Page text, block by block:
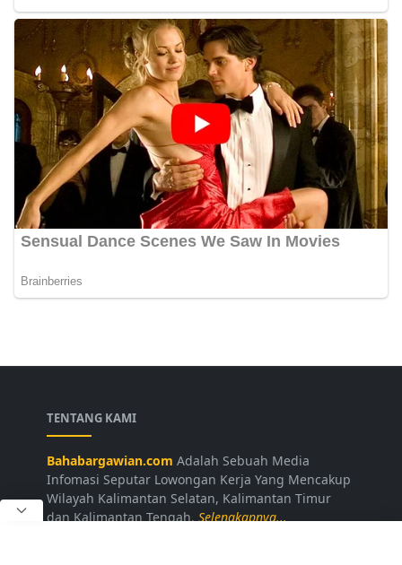
TENTANG KAMI
Bahabargawian.com Adalah Sebuah Media
Infomasi Seputar Lowongan Kerja Yang Mencakup
Wilayah Kalimantan Selatan, Kalimantan Timur
dan Kalimantan Tengah.Selengkapnya...